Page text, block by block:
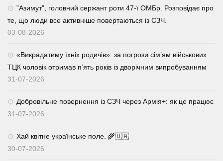
⁨”Азимут”, головний сержант роти 47-ї ОМБр. Розповідає про
те, що люди все активніше повертаються із СЗЧ.
03-08-2026
«Викрадатиму їхніх родичів»: за погрози сім’ям військових
ТЦК чоловік отримав п’ять років із дворічним випробуванням
31-07-2026
Добровільне повернення із СЗЧ через Армія+: як це працює
31-07-2026
Хай квітне українське поле. 🌾🇺🇦
30-07-2026